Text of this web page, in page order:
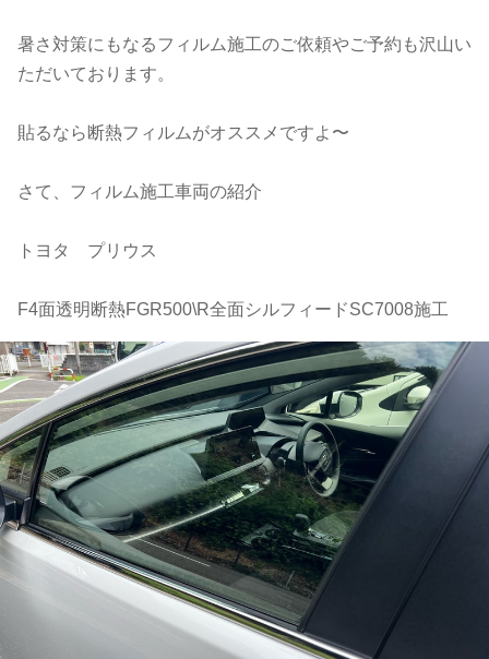
暑さ対策にもなるフィルム施工のご依頼やご予約も沢山い
ただいております。
貼るなら断熱フィルムがオススメですよ〜
さて、フィルム施工車両の紹介
トヨタ プリウス
F4面透明断熱FGR500\R全面シルフィードSC7008施工